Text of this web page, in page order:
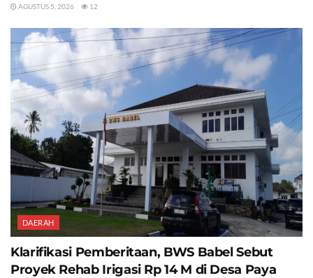
AGUSTUS 5, 2026 12
DAERAH
Klarifikasi Pemberitaan, BWS Babel Sebut
Proyek Rehab Irigasi Rp 14 M di Desa Paya